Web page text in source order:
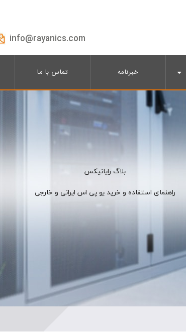
info@rayanics.com
خبرنامه تماس با ما
بلاگ رایانیکس
راهنمای استفاده و خرید یو پی اس ایرانی و خارجی